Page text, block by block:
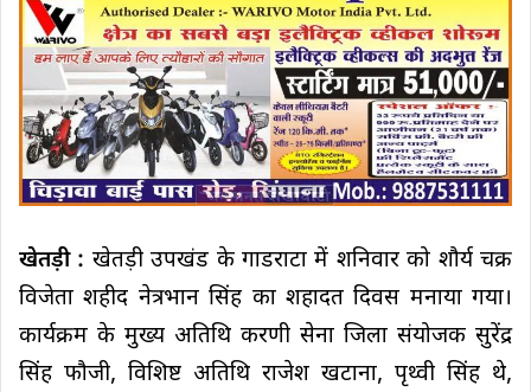
खेतड़ी : खेतड़ी उपखंड के गाडराटा में शनिवार को शौर्य चक्र
विजेता शहीद नेत्रभान सिंह का शहादत दिवस मनाया गया।
कार्यक्रम के मुख्य अतिथि करणी सेना जिला संयोजक सुरेंद्र
सिंह फौजी, विशिष्ट अतिथि राजेश खटाना, पृथ्वी सिंह थे,